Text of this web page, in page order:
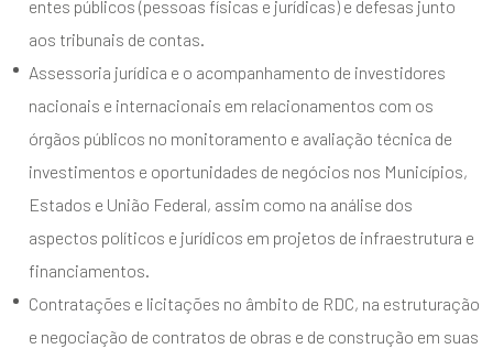
entes públicos (pessoas físicas e jurídicas) e defesas junto
aos tribunais de contas.
Assessoria jurídica e o acompanhamento de investidores
nacionais e internacionais em relacionamentos com os
órgãos públicos no monitoramento e avaliação técnica de
investimentos e oportunidades de negócios nos Municípios,
Estados e União Federal, assim como na análise dos
aspectos políticos e jurídicos em projetos de infraestrutura e
financiamentos.
Contratações e licitações no âmbito de RDC, na estruturação
e negociação de contratos de obras e de construção em suas